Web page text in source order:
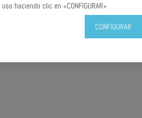
uso haciendo clic en «CONFIGURAR».
CONFIGURAR